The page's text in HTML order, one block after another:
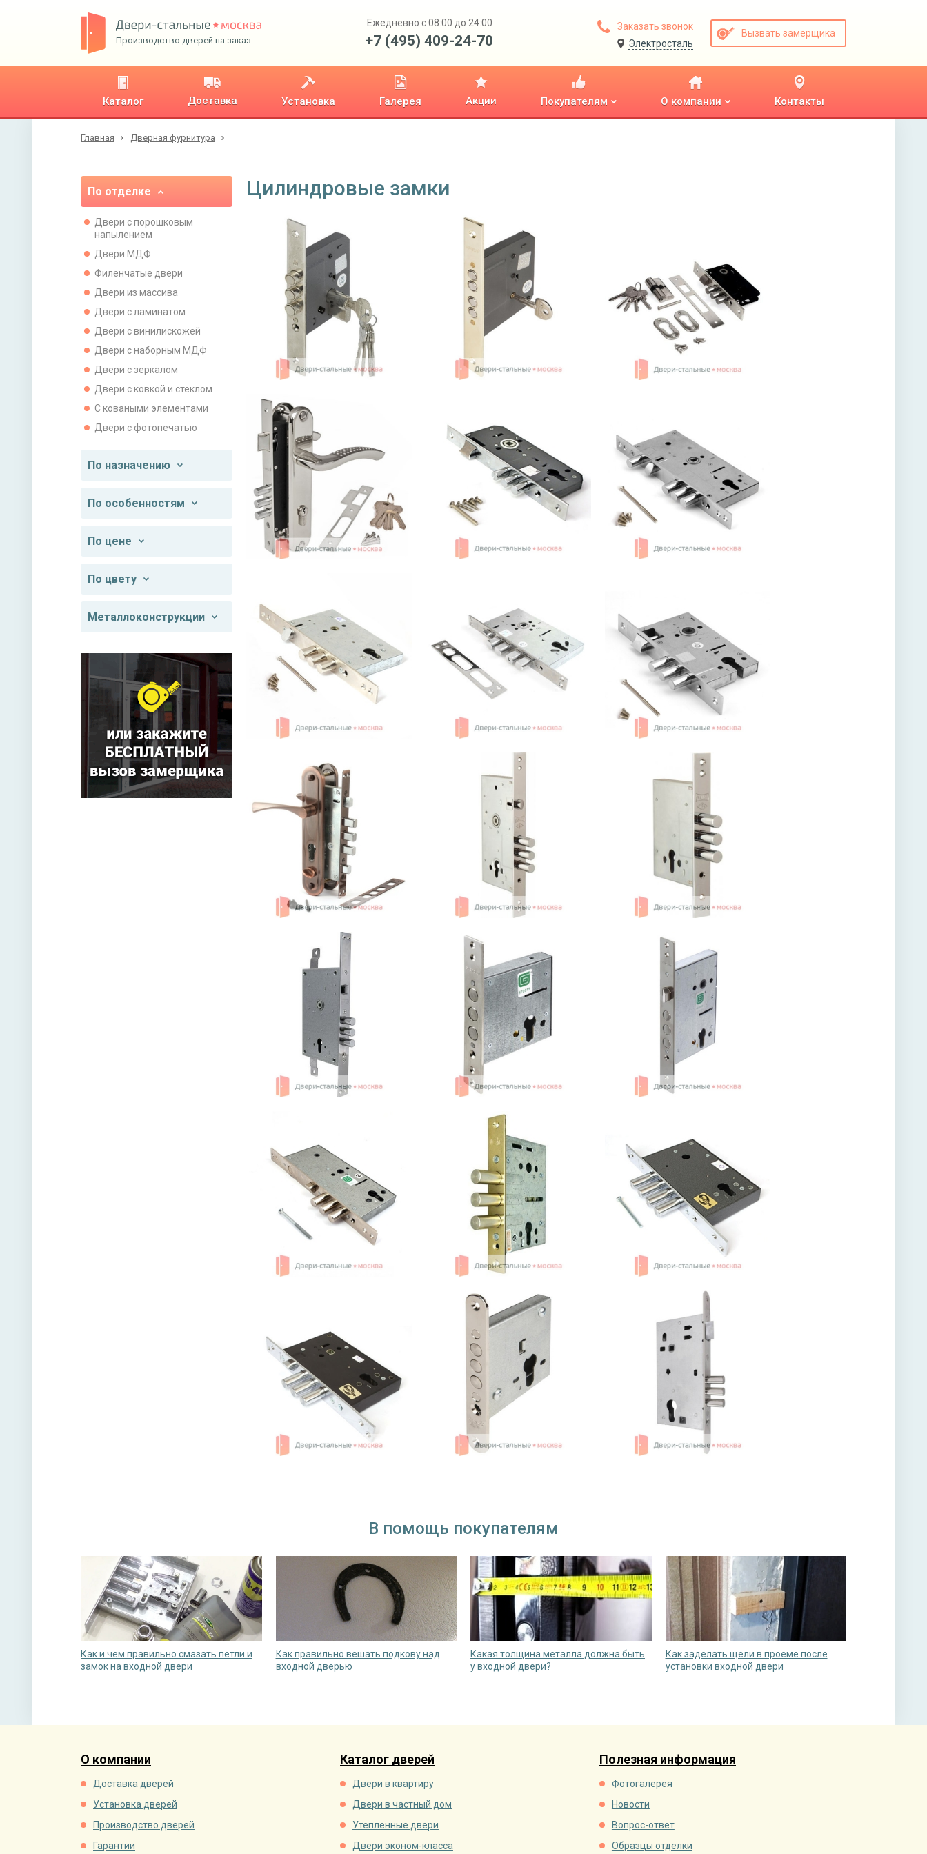
Производство дверей на заказ
Ежедневно с 08:00 до 24:00
+7 (495) 409-24-70
Заказать звонок
Электросталь
Вызвать замерщика
Каталог Доставка Установка Галерея Акции Покупателям О компании Контакты
Главная Дверная фурнитура
По отделке
Двери с порошковым
напылением
Двери МДФ
Филенчатые двери
Двери из массива
Двери с ламинатом
Двери с винилискожей
Двери с наборным МДФ
Двери с зеркалом
Двери с ковкой и стеклом
С коваными элементами
Двери с фотопечатью
По назначению
По особенностям
По цене
По цвету
Металлоконструкции
Цилиндровые замки
В помощь покупателям
Как и чем правильно смазать петли и
замок на входной двери
Как правильно вешать подкову над
входной дверью
Какая толщина металла должна быть
у входной двери?
Как заделать щели в проеме после
установки входной двери
О компании
Доставка дверей
Установка дверей
Производство дверей
Гарантии
Каталог дверей
Двери в квартиру
Двери в частный дом
Утепленные двери
Двери эконом-класса
Полезная информация
Фотогалерея
Новости
Вопрос-ответ
Образцы отделки